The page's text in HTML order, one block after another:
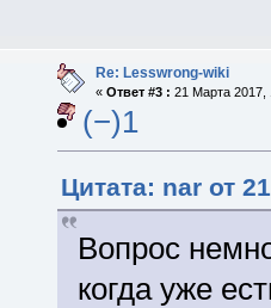
Re: Lesswrong-wiki
« Ответ #3 : 21 Марта 2017,
(−)1
Цитата: nar от
Вопрос
когда уже